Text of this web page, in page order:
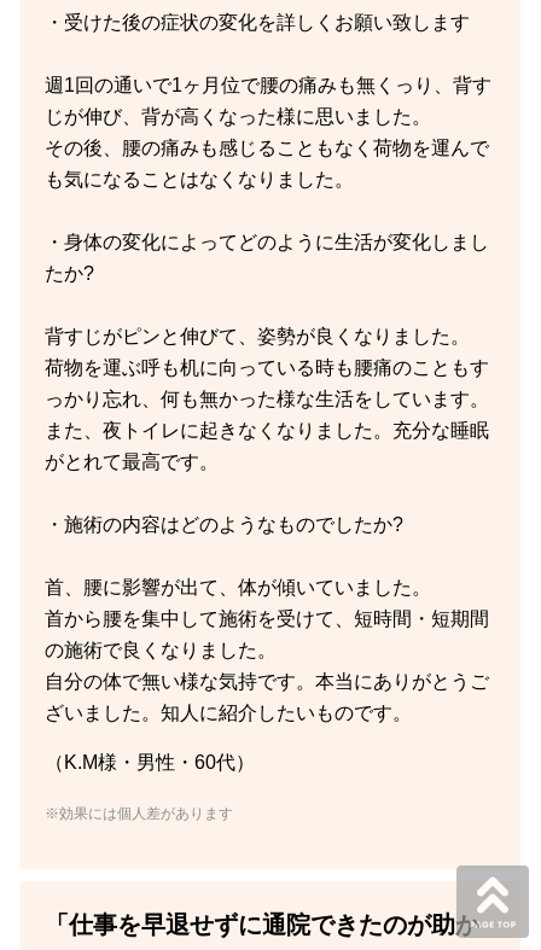
・受けた後の症状の変化を詳しくお願い致します
週1回の通いで1ヶ月位で腰の痛みも無くっり、背す
じが伸び、背が高くなった様に思いました。
その後、腰の痛みも感じることもなく荷物を運んで
も気になることはなくなりました。
・身体の変化によってどのように生活が変化しまし
たか?
背すじがピンと伸びて、姿勢が良くなりました。
荷物を運ぶ呼も机に向っている時も腰痛のこともす
っかり忘れ、何も無かった様な生活をしています。
また、夜トイレに起きなくなりました。充分な睡眠
がとれて最高です。
・施術の内容はどのようなものでしたか?
首、腰に影響が出て、体が傾いていました。
首から腰を集中して施術を受けて、短時間・短期間
の施術で良くなりました。
自分の体で無い様な気持です。本当にありがとうご
ざいました。知人に紹介したいものです。
（K.M様・男性・60代）
※効果には個人差があります
「仕事を早退せずに通院できたのが助か